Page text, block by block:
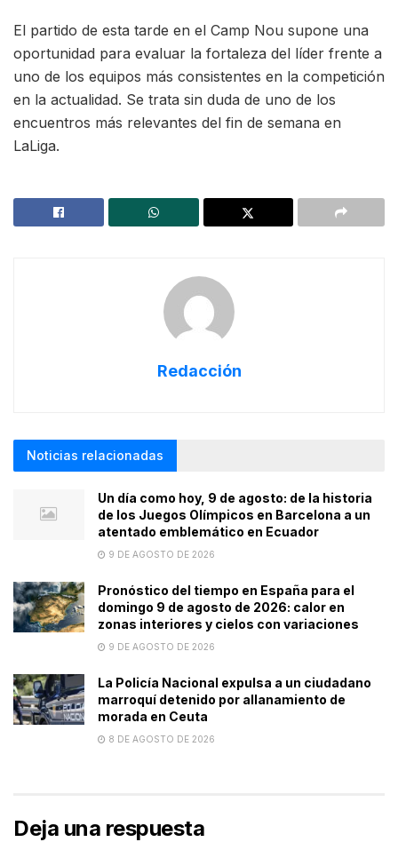
El partido de esta tarde en el Camp Nou supone una
oportunidad para evaluar la fortaleza del líder frente a
uno de los equipos más consistentes en la competición
en la actualidad. Se trata sin duda de uno de los
encuentros más relevantes del fin de semana en
LaLiga.
Redacción
Noticias relacionadas
Un día como hoy, 9 de agosto: de la historia
de los Juegos Olímpicos en Barcelona a un
atentado emblemático en Ecuador
9 DE AGOSTO DE 2026
Pronóstico del tiempo en España para el
domingo 9 de agosto de 2026: calor en
zonas interiores y cielos con variaciones
9 DE AGOSTO DE 2026
La Policía Nacional expulsa a un ciudadano
marroquí detenido por allanamiento de
morada en Ceuta
8 DE AGOSTO DE 2026
Deja una respuesta